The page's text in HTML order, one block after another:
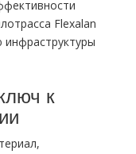
Flexalan
к